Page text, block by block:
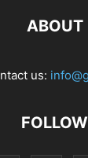
ABOUT
us: